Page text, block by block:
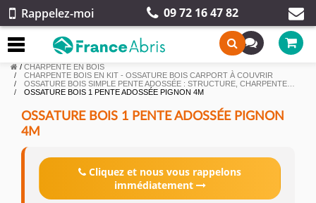
Rappelez-moi 09 72 16 47 82
/ CHARPENTE EN BOIS
CHARPENTE BOIS EN KIT - OSSATURE BOIS CARPORT À COUVRIR
OSSATURE BOIS SIMPLE PENTE ADOSSÉE : STRUCTURE, CHARPENTE…
OSSATURE BOIS 1 PENTE ADOSSÉE PIGNON 4M
OSSATURE BOIS 1 PENTE ADOSSÉE PIGNON
4M
Cliquez et nous vous rappelons
immédiatement